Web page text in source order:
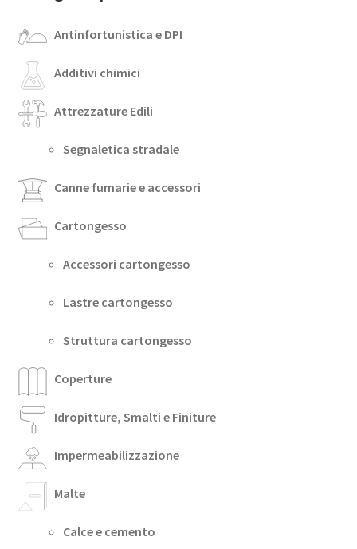
Antinfortunistica e DPI
Additivi chimici
Attrezzature Edili
Segnaletica stradale
Canne fumarie e accessori
Cartongesso
Accessori cartongesso
Lastre cartongesso
Struttura cartongesso
Coperture
Idropitture, Smalti e Finiture
Impermeabilizzazione
Malte
Calce e cemento